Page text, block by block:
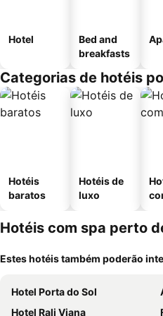
Hotel
Bed and
breakfasts
Categorias de hotéis
Hotéis
baratos
Hotéis de
luxo
Hotéis com spa perto
Estes hotéis também poderão
Hotel Porta do Sol
Hotel Rali Viana